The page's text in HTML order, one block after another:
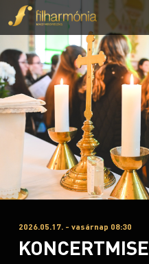
2026.05.17. - vasárnap 08:30
KONCERTMISE